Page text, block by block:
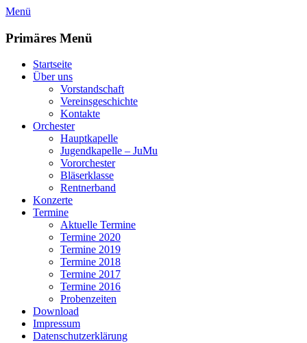
Zum
springen
Menü
Primäres Menü
Startseite
Über uns
Vorstandschaft
Vereinsgeschichte
Kontakte
Orchester
Hauptkapelle
Jugendkapelle – JuMu
Vororchester
Bläserklasse
Rentnerband
Konzerte
Termine
Aktuelle Termine
Termine 2020
Termine 2019
Termine 2018
Termine 2017
Termine 2016
Probenzeiten
Download
Impressum
Datenschutzerklärung